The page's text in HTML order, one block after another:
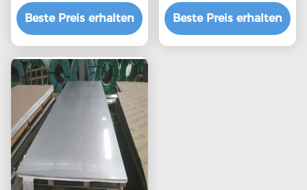
0,3 mm
Beste Preis erhalten
dick Edelstahlplatte
321 Edelstahlplatte
Beste Preis erhalten